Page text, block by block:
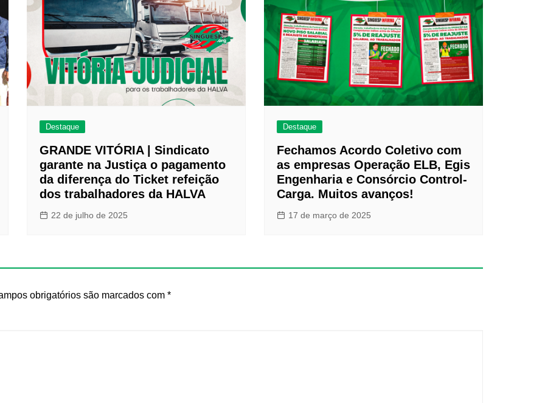
Destaque
GRANDE VITÓRIA | Sindicato
garante na Justiça o pagamento
da diferença do Ticket refeição
dos trabalhadores da HALVA
22 de julho de 2025
Destaque
Fechamos Acordo Coletivo com
as empresas Operação ELB, Egis
Engenharia e Consórcio Control-
Carga. Muitos avanços!
17 de março de 2025
obrigatórios são marcados com *